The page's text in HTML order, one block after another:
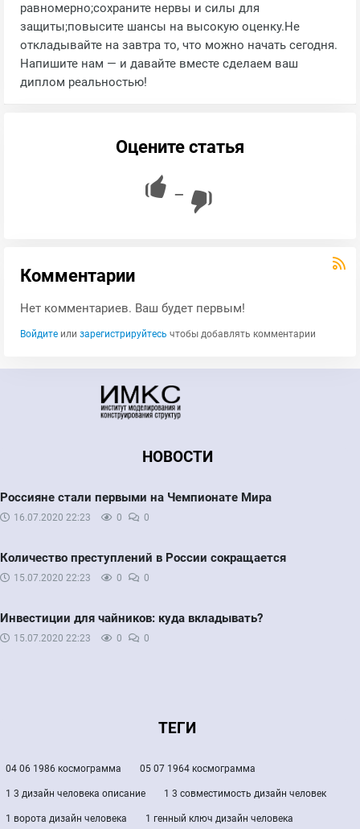
равномерно;сохраните нервы и силы для
защиты;повысите шансы на высокую оценку.Не
откладывайте на завтра то, что можно начать сегодня.
Напишите нам — и давайте вместе сделаем ваш
диплом реальностью!
Оцените статья
—
Комментарии
Нет комментариев. Ваш будет первым!
Войдите или зарегистрируйтесь чтобы добавлять комментарии
НОВОСТИ
Россияне стали первыми на Чемпионате Мира
16.07.2020 22:23 0 0
Количество преступлений в России сокращается
15.07.2020 22:23 0 0
Инвестиции для чайников: куда вкладывать?
15.07.2020 22:23 0 0
ТЕГИ
04 06 1986 космограмма 05 07 1964 космограмма
1 3 дизайн человека описание 1 3 совместимость дизайн человек
1 ворота дизайн человека 1 генный ключ дизайн человека